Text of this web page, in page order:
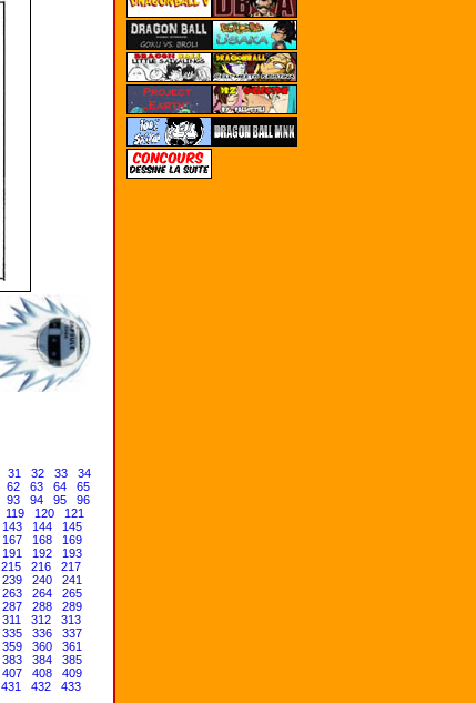
31 32 33
34
62 63 64
65
93 94 95
96
119 120
121
143 144
145
167 168
169
191 192
193
215 216
217
239 240
241
263 264
265
287 288
289
311 312
313
335 336
337
359 360
361
383 384
385
407 408
409
431 432
433